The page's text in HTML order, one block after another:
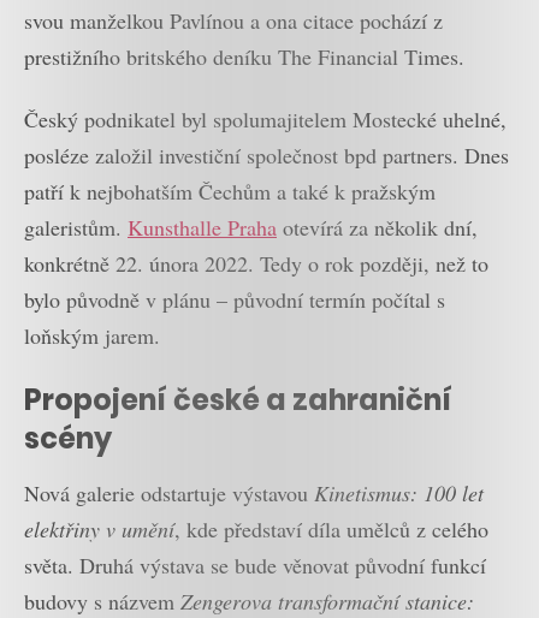
svou manželkou Pavlínou a ona citace pochází z
prestižního britského deníku The Financial Times.
Český podnikatel byl spolumajitelem Mostecké uhelné,
posléze založil investiční společnost bpd partners. Dnes
patří k nejbohatším Čechům a také k pražským
galeristům. Kunsthalle Praha otevírá za několik dní,
konkrétně 22. února 2022. Tedy o rok později, než to
bylo původně v plánu – původní termín počítal s
loňským jarem.
Propojení české a zahraniční
scény
Nová galerie odstartuje výstavou Kinetismus: 100 let
elektřiny v umění, kde představí díla umělců z celého
světa. Druhá výstava se bude věnovat původní funkcí
budovy s názvem Zengerova transformační stanice: